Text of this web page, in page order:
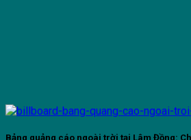
Bảng quảng cáo ngoài trời tại Lâm Đồng: